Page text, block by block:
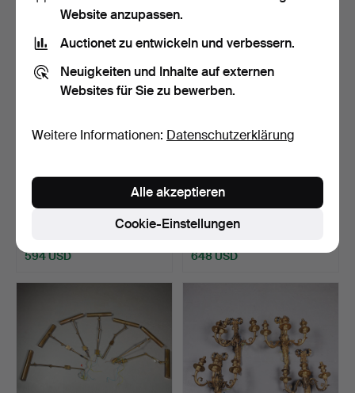
WANDLEUCHTER,
EIN PAAR, HOLZ IM
594 USD
640. BILDERLEUCHTEN,
EIN SATZ VON SIEBEN (7).
648 USD
Website anzupassen.
Auctionet zu entwickeln und verbessern.
Neuigkeiten und Inhalte auf externen
Websites für Sie zu bewerben.
Weitere Informationen: Datenschutzerklärung
Cookie-Einstellungen
Alle akzeptieren